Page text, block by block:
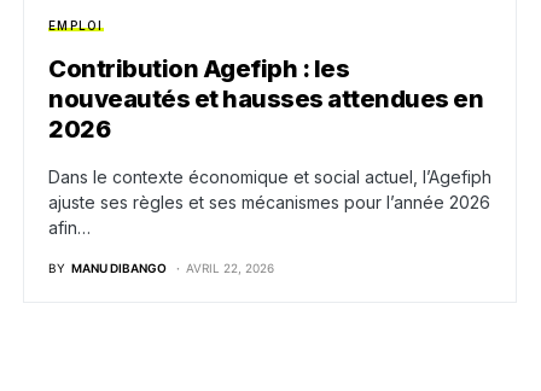
EMPLOI
Contribution Agefiph : les
nouveautés et hausses attendues en
2026
Dans le contexte économique et social actuel, l’Agefiph
ajuste ses règles et ses mécanismes pour l’année 2026
afin…
BY MANU DIBANGO AVRIL 22, 2026